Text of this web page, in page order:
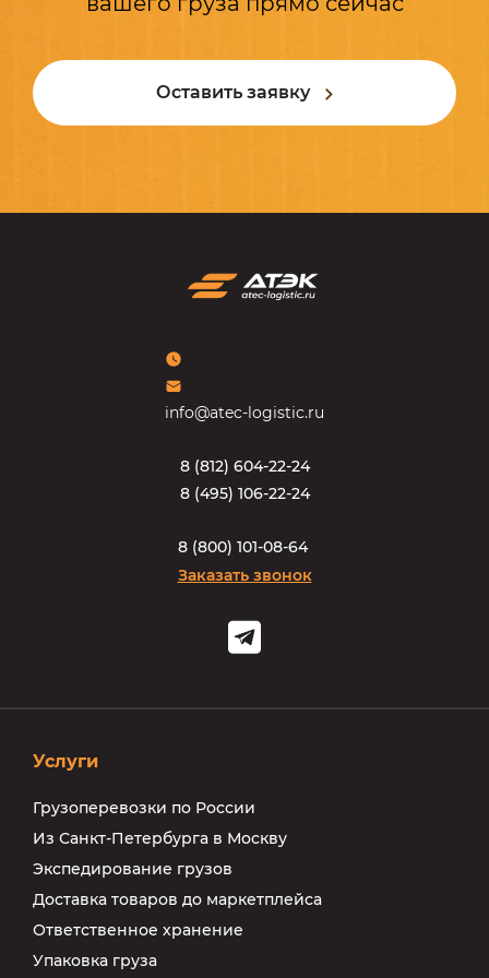
Оставить заявку
info@atec-logistic.ru
8 (812) 604-22-24
8 (495) 106-22-24
8 (800) 101-08-64
Заказать звонок
Услуги
Грузоперевозки по России
Из Санкт-Петербурга в Москву
Экспедирование грузов
Доставка товаров до маркетплейса
Ответственное хранение
Упаковка груза